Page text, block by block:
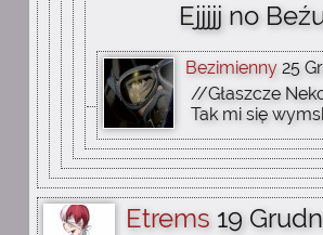
Ejjjjj no
Bezimienny 25
//Głaszcze
Tak mi się
Etrems 19